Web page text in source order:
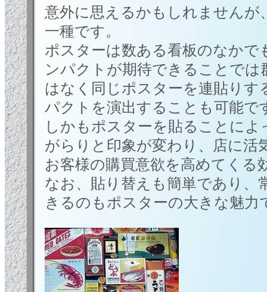
意外に思えるかもしれません
一種です。
ポスターは数ある看板のなか
ンパクトが期待できることで
はなく同じポスターを連貼り
パクトを演出することも可能で
しかもポスターを貼ることに
がらりと印象が変わり、店に活
お客様の購買意欲を高めてくる
なお、貼り替えも簡単であり、
きるのもポスターの大きな魅力